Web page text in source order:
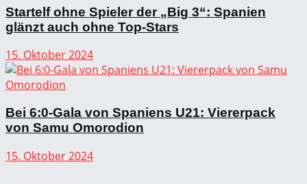
Startelf ohne Spieler der „Big 3“: Spanien
glänzt auch ohne Top-Stars
15. Oktober 2024
Bei 6:0-Gala von Spaniens U21: Viererpack
von Samu Omorodion
15. Oktober 2024